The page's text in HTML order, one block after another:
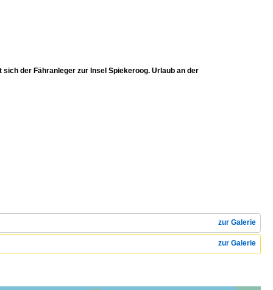
der Fähranleger zur Insel Spiekeroog. Urlaub an der
zur Galerie
zur Galerie